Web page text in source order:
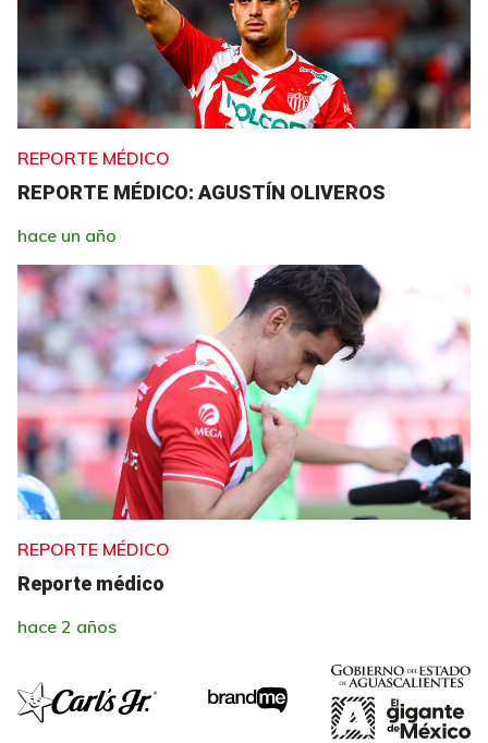
REPORTE MÉDICO
REPORTE MÉDICO: AGUSTÍN OLIVEROS
hace un año
REPORTE MÉDICO
Reporte médico
hace 2 años